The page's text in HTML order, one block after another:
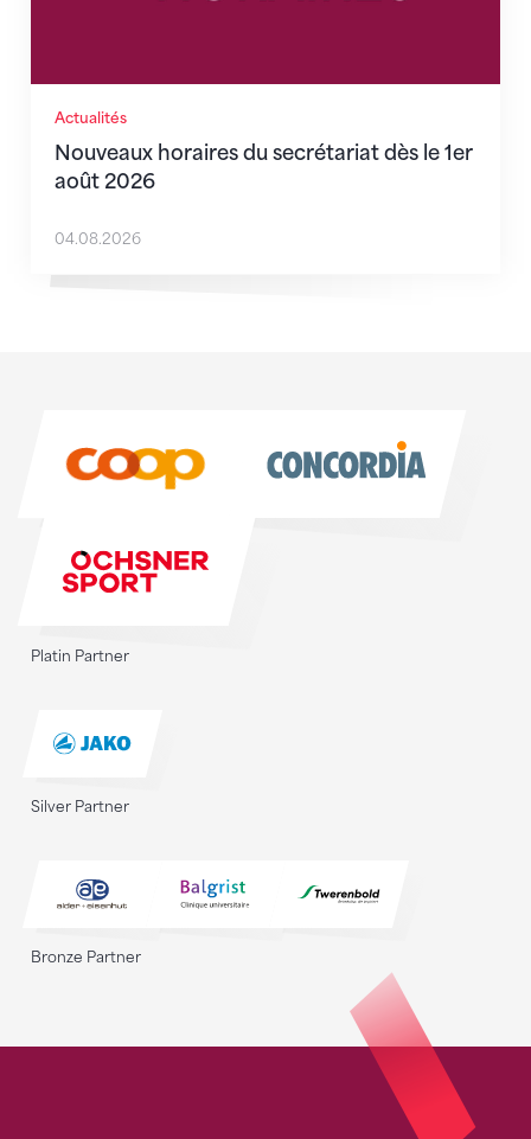
Actualités
Nouveaux horaires du secrétariat dès le 1er
août 2026
04.08.2026
Platin Partner
Silver Partner
Bronze Partner